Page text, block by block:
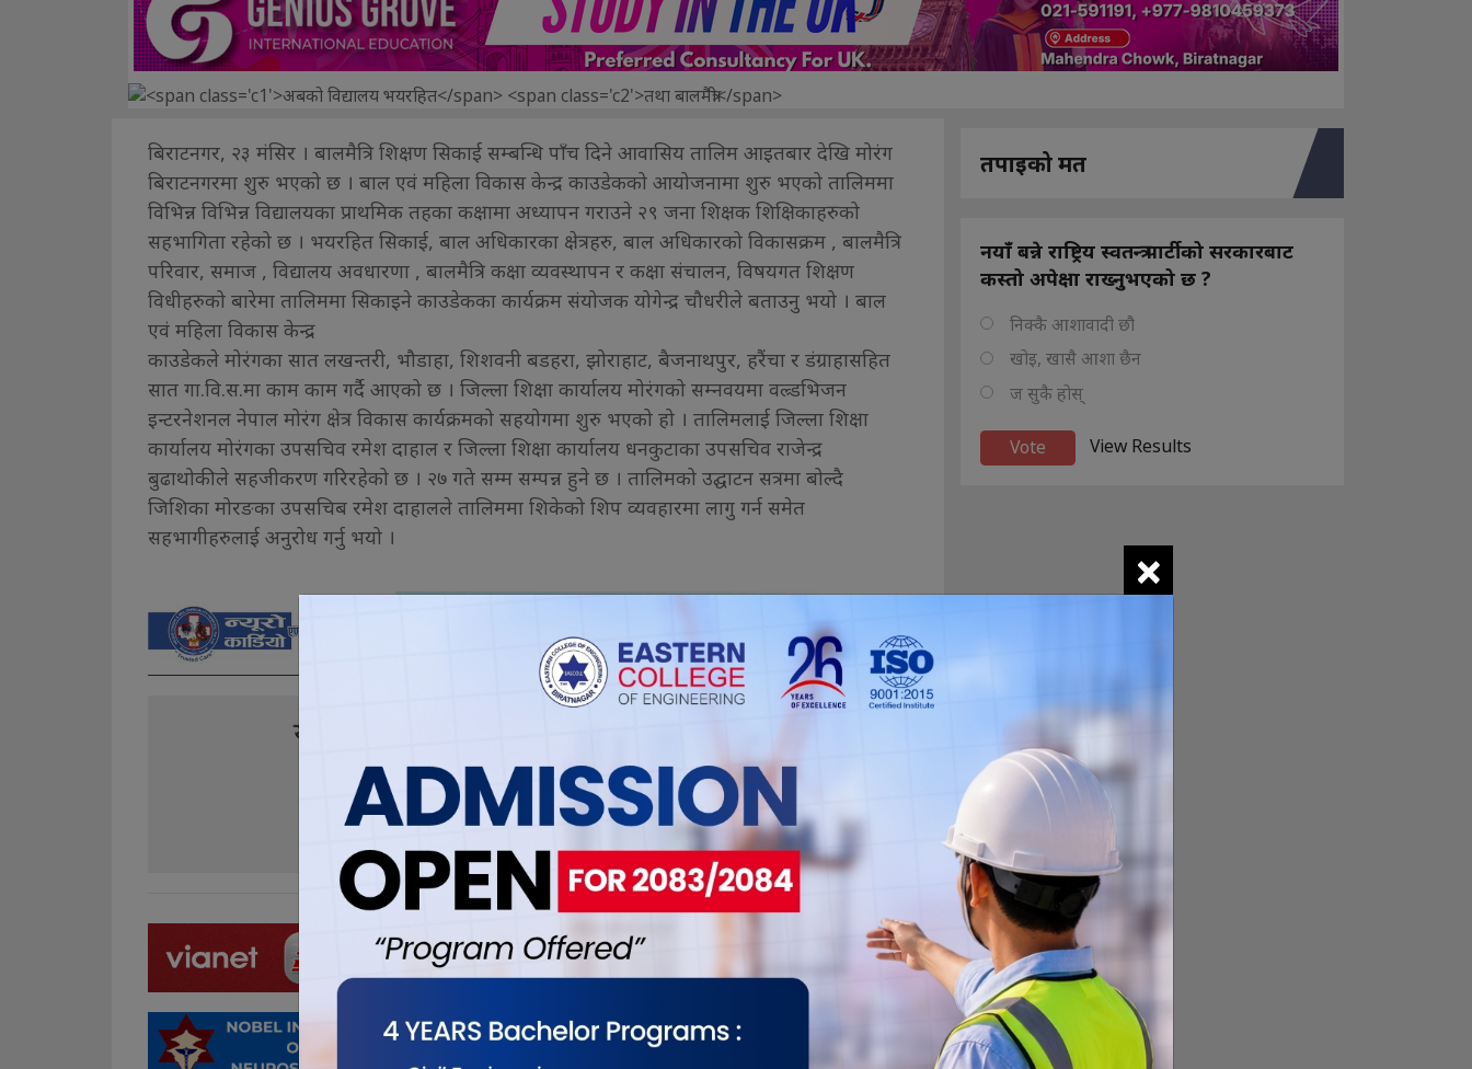
बिराटनगर, २३ मंसिर । बालमैत्रि शिक्षण सिकाई सम्बन्धि पाँच दिने आवासिय तालिम आइतबार देखि मोरंग
बिराटनगरमा शुरु भएको छ । बाल एवं महिला विकास केन्द्र काउडेकको आयोजनामा शुरु भएको तालिममा
विभिन्न विभिन्न विद्यालयका प्राथमिक तहका कक्षामा अध्यापन गराउने २९ जना शिक्षक शिक्षिकाहरुको
सहभागिता रहेको छ । भयरहित सिकाई, बाल अधिकारका क्षेत्रहरु, बाल अधिकारको विकासक्रम , बालमैत्रि
परिवार, समाज , विद्यालय अवधारणा , बालमैत्रि कक्षा व्यवस्थापन र कक्षा संचालन, विषयगत शिक्षण
विधीहरुको बारेमा तालिममा सिकाइने काउडेकका कार्यक्रम संयोजक योगेन्द्र चौधरीले बताउनु भयो । बाल
एवं महिला विकास केन्द्र
काउडेकले मोरंगका सात लखन्तरी, भौडाहा, शिशवनी बडहरा, झोराहाट, बैजनाथपुर, हरैंचा र डंग्राहासहित
सात गा.वि.स.मा काम काम गर्दै आएको छ । जिल्ला शिक्षा कार्यालय मोरंगको सम्नवयमा वल्र्डभिजन
इन्टरनेशनल नेपाल मोरंग क्षेत्र विकास कार्यक्रमको सहयोगमा शुरु भएको हो । तालिमलाई जिल्ला शिक्षा
कार्यालय मोरंगका उपसचिव रमेश दाहाल र जिल्ला शिक्षा कार्यालय धनकुटाका उपसचिव राजेन्द्र
बुढाथोकीले सहजीकरण गरिरहेको छ । २७ गते सम्म सम्पन्न हुने छ । तालिमको उद्घाटन सत्रमा बोल्दै
जिशिका मोरङका उपसचिब रमेश दाहालले तालिममा शिकेको शिप व्यवहारमा लागु गर्न समेत
सहभागीहरुलाई अनुरोध गर्नु भयो ।
यो खबर पढेर तपाईलाई कस्तो महसुस भयो ?
0 0 0 0 0 0
तपाइको मत
नयाँ बन्ने राष्ट्रिय स्वतन्त्र पार्टीको सरकारबाट
कस्तो अपेक्षा राख्नुभएको छ ?
निक्कै आशावादी छौ
खोइ, खासै आशा छैन
ज सुकै होस्
View Results
×